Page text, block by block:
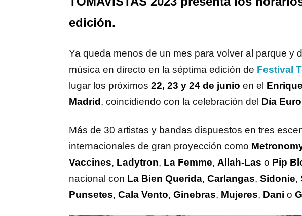
edición.
Ya queda menos de un mes para volver al parque y
música en directo en la séptima edición de Festival
lugar los próximos 22, 23 y 24 de junio en el
Madrid , coincidiendo con la celebración del Día
Más de 30 artistas y bandas dispuestos en tres
internacionales de gran proyección como
Vaccines, Ladytron, La Femme, Allah-Las o Pip
nacional con La Bien Querida, Carlangas, Sidonie,
Punsetes, Cala Vento, Ginebras, Mujeres, Dani o